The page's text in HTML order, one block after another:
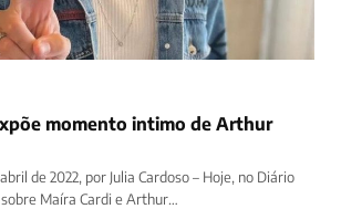
momento intimo de Arthur
de 2022, por Julia Cardoso – Hoje, no Diário
Maíra Cardi e Arthur…